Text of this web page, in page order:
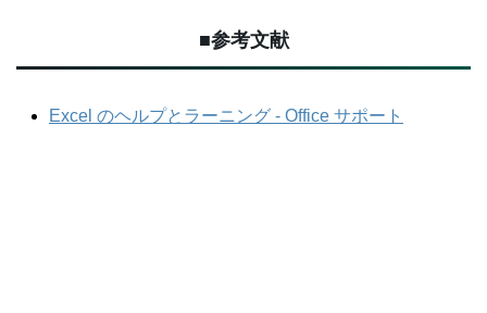
■参考文献
Excel のヘルプとラーニング - Office サポート